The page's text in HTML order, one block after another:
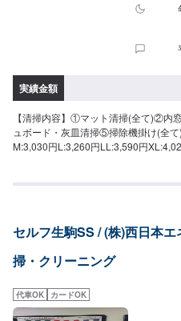
実績金額
【清掃内容】①マット清掃(全て)②
ュボード・灰皿清掃⑤掃除機掛け(全
M:3,030円L:3,260円LL:3,590円
セルフ生駒SS / (株)西日本
掃・クリーニング
代車OK カードOK